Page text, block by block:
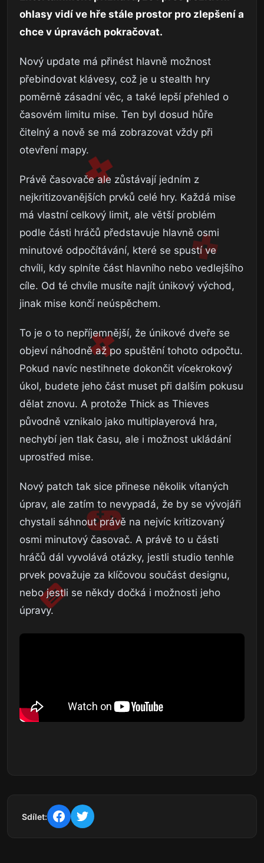
ohlasy vidí ve hře stále prostor pro zlepšení a
chce v úpravách pokračovat.
Nový update má přinést hlavně možnost
přebindovat klávesy, což je u stealth hry
poměrně zásadní věc, a také lepší přehled o
časovém limitu mise. Ten byl dosud hůře
čitelný a nově se má zobrazovat vždy při
otevření mapy.
Právě časovače ale zůstávají jedním z
nejkritizovanějších prvků celé hry. Každá mise
má vlastní celkový limit, ale větší problém
podle části hráčů představuje hlavně osmi
minutové odpočítávání, které se spustí ve
chvíli, kdy splníte část hlavního nebo vedlejšího
cíle. Od té chvíle musíte najít únikový východ,
jinak mise končí neúspěchem.
To je o to nepříjemnější, že únikové dveře se
objeví náhodně až po spuštění tohoto odpočtu.
Pokud navíc nestihnete dokončit vícekrokový
úkol, budete jeho část muset při dalším pokusu
dělat znovu. A protože Thick as Thieves
původně vznikalo jako multiplayerová hra,
nechybí jen tlak času, ale i možnost ukládání
uprostřed mise.
Nový patch tak sice přinese několik vítaných
úprav, ale zatím to nevypadá, že by se vývojáři
chystali sáhnout právě na nejvíc kritizovaný
osmi minutový časovač. A právě to u části
hráčů dál vyvolává otázky, jestli studio tenhle
prvek považuje za klíčovou součást designu,
nebo jestli se někdy dočká i možnosti jeho
úpravy.
Sdílet: